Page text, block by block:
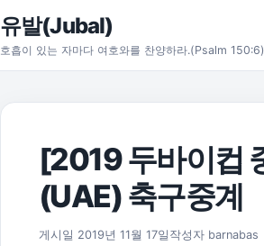
본문으로 건너뛰기
유발(Jubal)
호흡이 있는 자마다 여호와를 찬양하라.(Psalm 150:6)
[2019 두바이컵
(UAE) 축구중계
게시일 2019년 11월 17일 2026년 8월 1일
작성자 barnabas